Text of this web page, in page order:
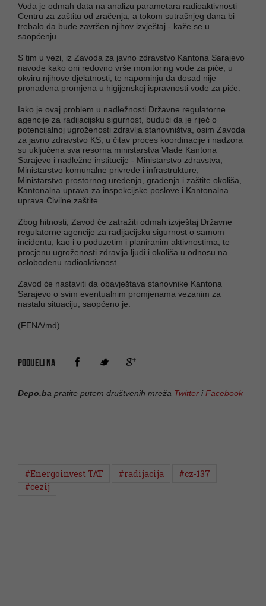
Voda je odmah data na analizu parametara radioaktivnosti
Centru za zaštitu od zračenja, a tokom sutrašnjeg dana bi
trebalo da bude završen njihov izvještaj - kaže se u
saopćenju.
S tim u vezi, iz Zavoda za javno zdravstvo Kantona Sarajevo
navode kako oni redovno vrše monitoring vode za piće, u
okviru njihove djelatnosti, te napominju da dosad nije
pronađena promjena u higijenskoj ispravnosti vode za piće.
Iako je ovaj problem u nadležnosti Državne regulatorne
agencije za radijacijsku sigurnost, budući da je riječ o
potencijalnoj ugroženosti zdravlja stanovništva, osim Zavoda
za javno zdravstvo KS, u čitav proces koordinacije i nadzora
su uključena sva resorna ministarstva Vlade Kantona
Sarajevo i nadležne institucije - Ministarstvo zdravstva,
Ministarstvo komunalne privrede i infrastrukture,
Ministarstvo prostornog uređenja, građenja i zaštite okoliša,
Kantonalna uprava za inspekcijske poslove i Kantonalna
uprava Civilne zaštite.
Zbog hitnosti, Zavod će zatražiti odmah izvještaj Državne
regulatorne agencije za radijacijsku sigurnost o samom
incidentu, kao i o poduzetim i planiranim aktivnostima, te
procjenu ugroženosti zdravlja ljudi i okoliša u odnosu na
oslobođenu radioaktivnost.
Zavod će nastaviti da obavještava stanovnike Kantona
Sarajevo o svim eventualnim promjenama vezanim za
nastalu situaciju, saopćeno je.
(FENA/md)
PODIJELI NA
Depo.ba pratite putem društvenih mreža Twitter iFacebook
#Energoinvest TAT #radijacija
#cz-137
#cezij